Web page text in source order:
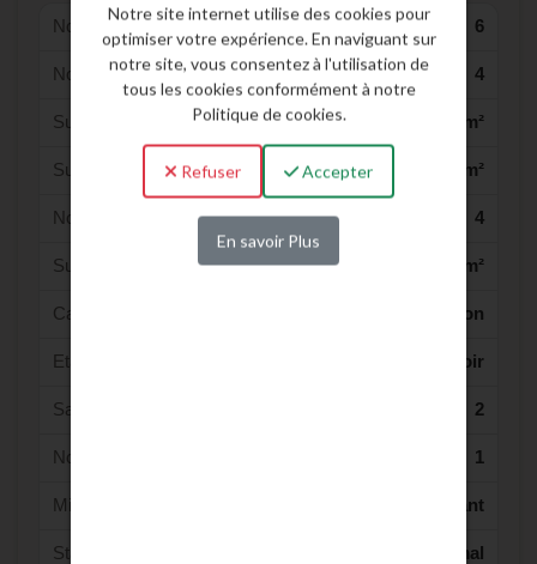
Nombre de pièce(s) : 6
Nombre de chambre(s) : 4
Surface Habitable : 141 m²
Surface du terrain : 9720 m²
Nombre de Niveaux : 4
Surface (des) dépendance(s) 30 m²
Catégorie : Maison
Etat Général : Travaux à prévoir
Salle d'eau : 2
Nombre de terrasse(s) : 1
Mitoyennete : Indépendant
Standing : Normal
Notre site internet utilise des cookies pour
optimiser votre expérience. En naviguant sur
notre site, vous consentez à l'utilisation de
tous les cookies conformément à notre
Politique de cookies.
Refuser Accepter
En savoir Plus